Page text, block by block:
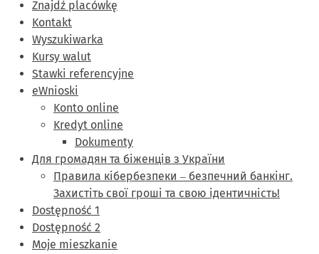
Znajdź placówkę
Kontakt
Wyszukiwarka
Kursy walut
Stawki referencyjne
eWnioski
Konto online
Kredyt online
Dokumenty
Для громадян та біженців з України
Правила кібербезпеки ‒ безпечний банкінг.
Захистіть свої гроші та свою ідентичність!
Dostępność 1
Dostępność 2
Moje mieszkanie